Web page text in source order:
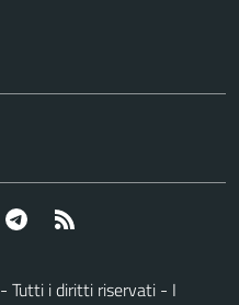
Telegram
Tutti i diritti riservati - I